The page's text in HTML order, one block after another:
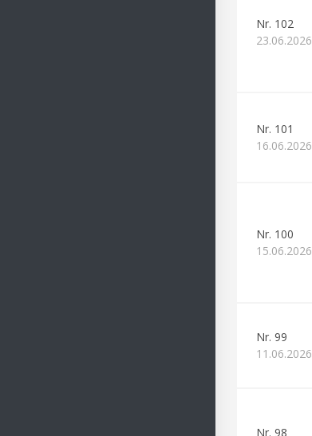
Nr. 102
23.06.2026
Nr. 101
16.06.2026
Nr. 100
15.06.2026
Nr. 99
11.06.2026
Nr. 98